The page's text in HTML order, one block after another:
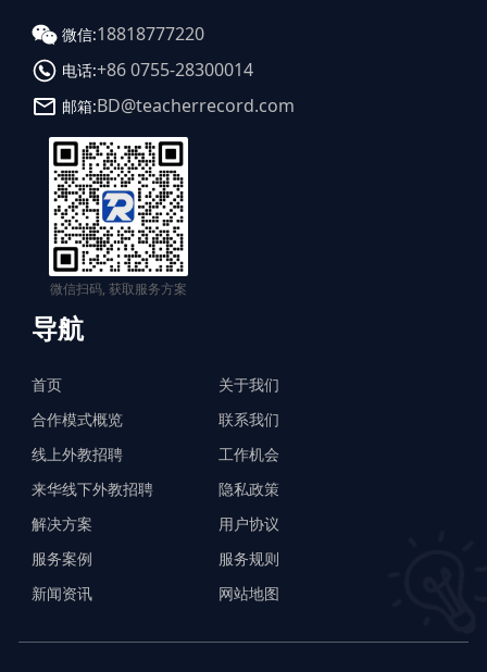
微信:18818777220
电话:+86 0755-28300014
邮箱:BD@teacherrecord.com
微信扫码, 获取服务方案
导航
首页
合作模式概览
线上外教招聘
来华线下外教招聘
解决方案
服务案例
新闻资讯
关于我们
联系我们
工作机会
隐私政策
用户协议
服务规则
网站地图